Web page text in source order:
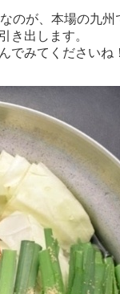
のが、本場の九州
き出します。
でみてくださいね